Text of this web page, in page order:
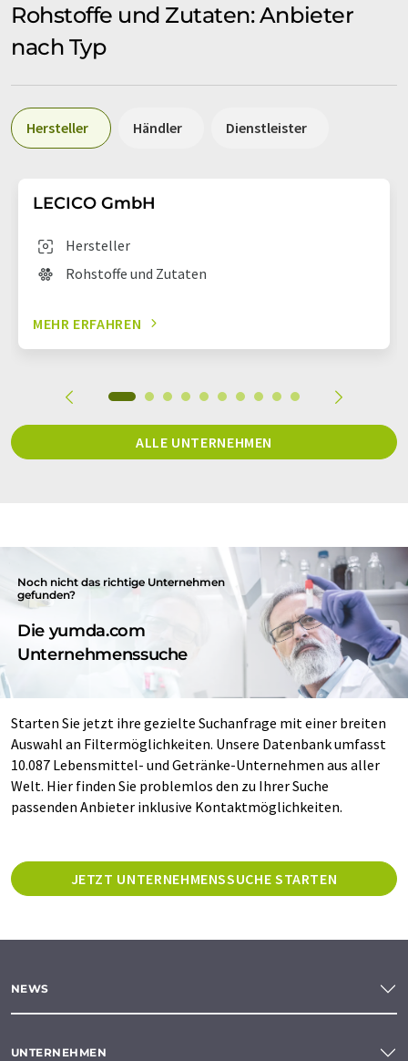
Rohstoffe und Zutaten: Anbieter
nach Typ
Hersteller Händler Dienstleister
LECICO GmbH
Hersteller
Rohstoffe und Zutaten
MEHR ERFAHREN
ALLE UNTERNEHMEN
Noch nicht das richtige Unternehmen
gefunden?
Die yumda.com
Unternehmenssuche
Starten Sie jetzt ihre gezielte Suchanfrage mit einer breiten
Auswahl an Filtermöglichkeiten. Unsere Datenbank umfasst
10.087 Lebensmittel- und Getränke-Unternehmen aus aller
Welt. Hier finden Sie problemlos den zu Ihrer Suche
passenden Anbieter inklusive Kontaktmöglichkeiten.
JETZT UNTERNEHMENSSUCHE STARTEN
NEWS
UNTERNEHMEN